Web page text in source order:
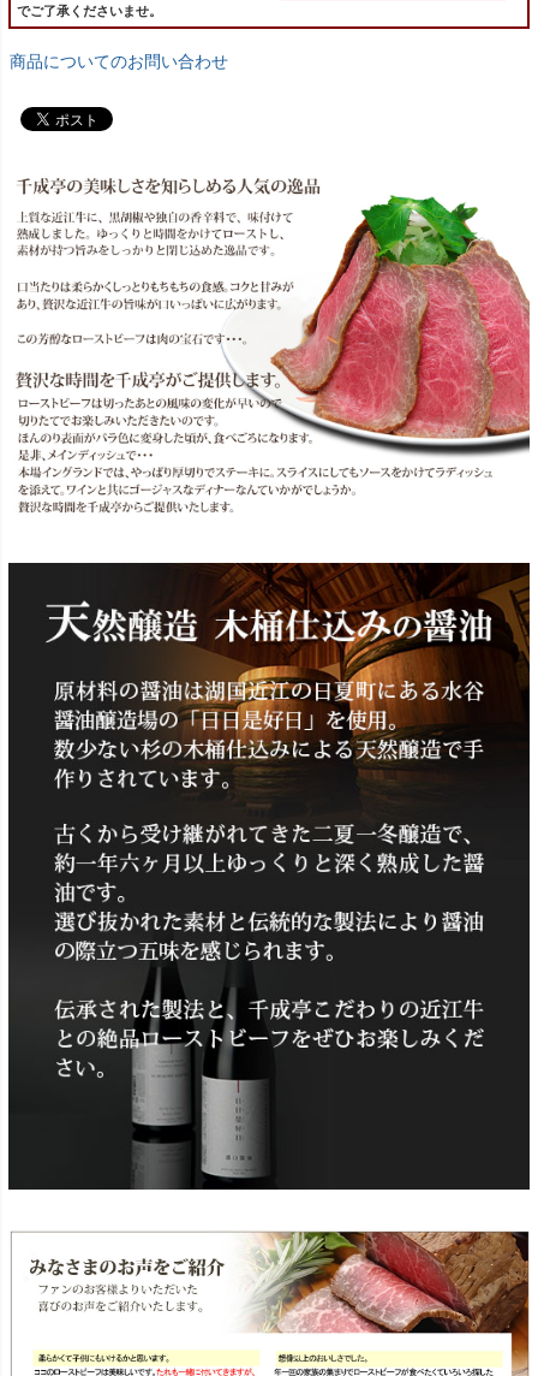
でご了承くださいませ。
商品についてのお問い合わせ